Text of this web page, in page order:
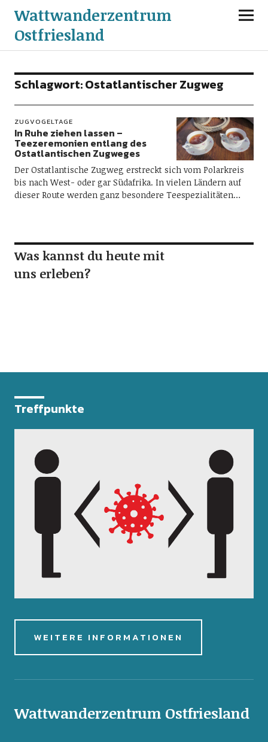
Wattwanderzentrum
Ostfriesland
Schlagwort:Ostatlantischer Zugweg
ZUGVOGELTAGE
In Ruhe ziehen lassen –
Teezeremonien entlang des
Ostatlantischen Zugweges
Der Ostatlantische Zugweg erstreckt sich vom Polarkreis
bis nach West- oder gar Südafrika. In vielen Ländern auf
dieser Route werden ganz besondere Teespezialitäten…
Was kannst du heute mit
uns erleben?
Treffpunkte
WEITERE INFORMATIONEN
Wattwanderzentrum Ostfriesland